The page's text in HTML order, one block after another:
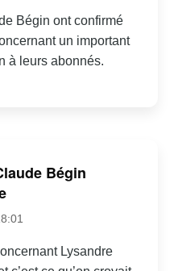
Bégin ont confirmé
un important
à leurs abonnés.
Bégin
Lysandre